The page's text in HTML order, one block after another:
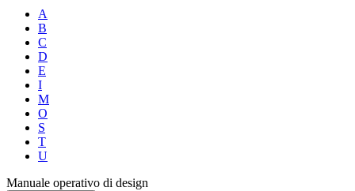
A
B
C
D
E
I
M
O
S
T
U
Manuale operativo di design